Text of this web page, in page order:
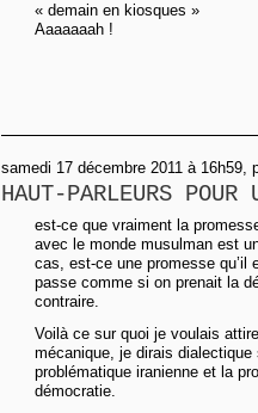
« demain en kiosques »
Aaaaaaah !
samedi 17 décembre 2011 à 16h59,
HAUT-PARLEURS POUR
est-ce que vraiment la
avec le monde musulman est
cas, est-ce une promesse qu’il
passe comme si on prenait la
contraire.
Voilà ce sur quoi je voulais
mécanique, je dirais
problématique iranienne et la
démocratie.